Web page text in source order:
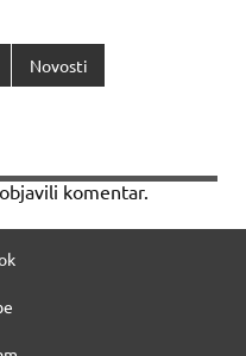
Novosti
komentar.